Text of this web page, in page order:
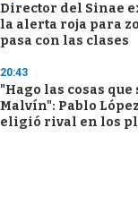
Director del Sinae
la alerta roja para
pasa con las clases
20:43
"Hago las cosas
Malvín": Pablo
eligió rival en los